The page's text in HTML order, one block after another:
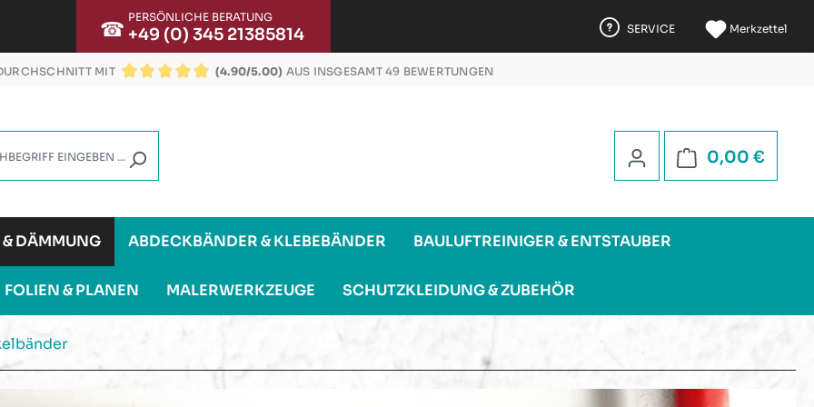
☎ PERSÖNLICHE BERATUNG
+49 (0) 345 21385814 SERVICE Merkzettel
MIT
(4.90/5.00) AUS INSGESAMT 49 BEWERTUNGEN
0,00 €
DÄMMUNG ABDECKBÄNDER & KLEBEBÄNDER BAULUFTREINIGER & ENTSTAUBER
FOLIEN & PLANEN MALERWERKZEUGE SCHUTZKLEIDUNG & ZUBEHÖR